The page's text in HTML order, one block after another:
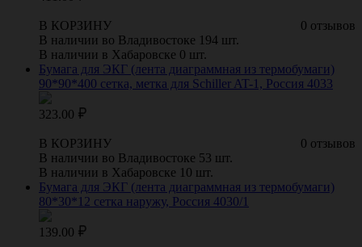
0 отзывов
В КОРЗИНУ
В наличии во Владивостоке 194 шт.
В наличии в Хабаровске 0 шт.
Бумага для ЭКГ (лента диаграммная из термобумаги)
90*90*400 сетка, метка для Schiller AT-1, Россия 4033
323.00
0 отзывов
В КОРЗИНУ
В наличии во Владивостоке 53 шт.
В наличии в Хабаровске 10 шт.
Бумага для ЭКГ (лента диаграммная из термобумаги)
80*30*12 сетка наружу, Россия 4030/1
139.00